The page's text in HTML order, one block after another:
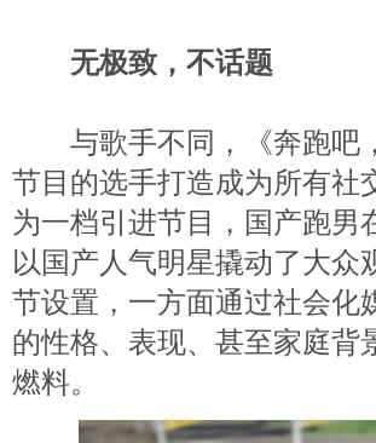
无极致，不话题
与歌手不同，《奔跑吧
节目的选手打造成为所有社
为一档引进节目，国产跑男
以国产人气明星撬动了大
节设置，一方面通过社会化
的性格、表现、甚至家庭背
燃料。